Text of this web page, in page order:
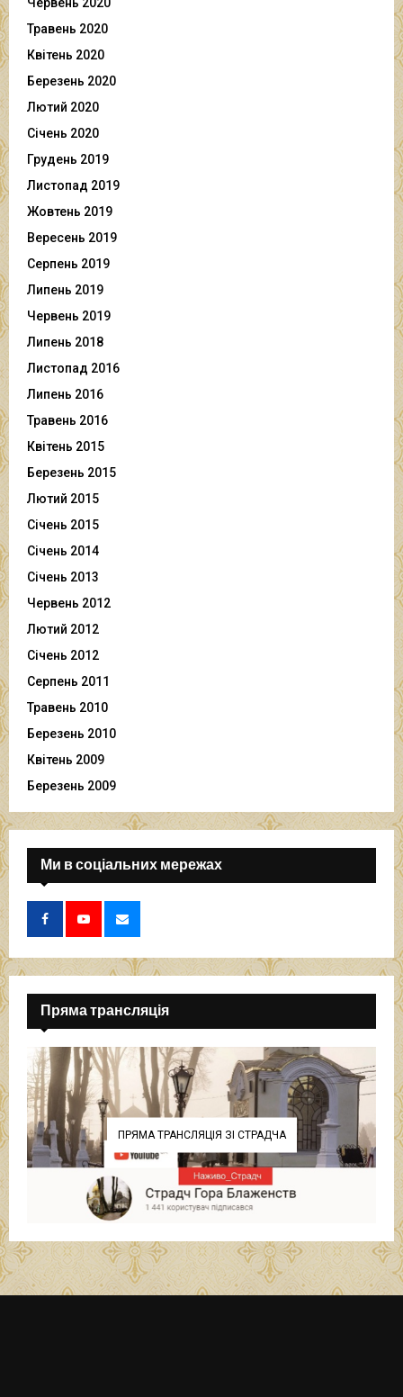
Травень 2020
Квітень 2020
Березень 2020
Лютий 2020
Січень 2020
Грудень 2019
Листопад 2019
Жовтень 2019
Вересень 2019
Серпень 2019
Липень 2019
Червень 2019
Липень 2018
Листопад 2016
Липень 2016
Травень 2016
Квітень 2015
Березень 2015
Лютий 2015
Січень 2015
Січень 2014
Січень 2013
Червень 2012
Лютий 2012
Січень 2012
Серпень 2011
Травень 2010
Березень 2010
Квітень 2009
Березень 2009
Ми в соціальних мережах
Пряма трансляція
ПРЯМА ТРАНСЛЯЦІЯ ЗІ СТРАДЧА